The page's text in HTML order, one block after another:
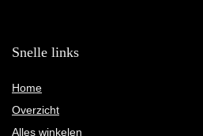
Snelle links
Home
Overzicht
Alles winkelen